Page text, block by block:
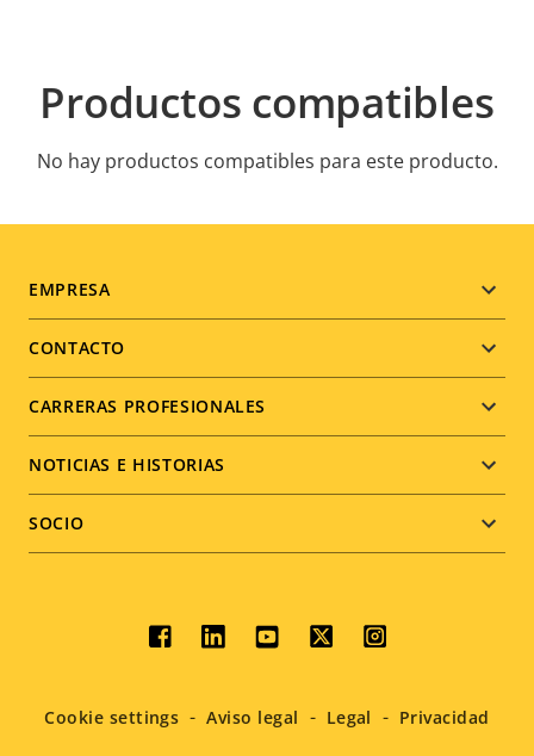
Productos compatibles
No hay productos compatibles para este producto.
Footer
menu
EMPRESA
CONTACTO
CARRERAS PROFESIONALES
NOTICIAS E HISTORIAS
SOCIO
Social
menu
Cookie settings Aviso legal Legal Privacidad